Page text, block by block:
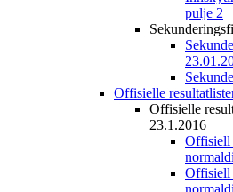
pulje 2
Offisielle
Offisielle
23.1.2016
Offisiell
Offisiell